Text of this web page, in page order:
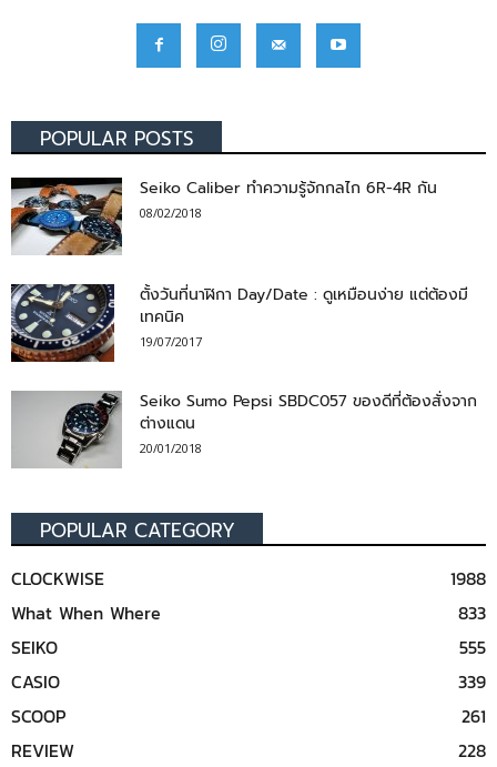
POPULAR POSTS
Seiko Caliber ทำความรู้จักกลไก 6R-4R กัน
08/02/2018
ตั้งวันที่นาฬิกา Day/Date : ดูเหมือนง่าย แต่ต้องมี
เทคนิค
19/07/2017
Seiko Sumo Pepsi SBDC057 ของดีที่ต้องสั่งจาก
ต่างแดน
20/01/2018
POPULAR CATEGORY
CLOCKWISE
1988
What When Where
833
SEIKO
555
CASIO
339
SCOOP
261
REVIEW
228